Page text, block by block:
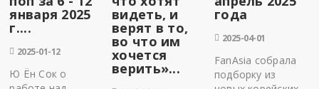
января 2025
г....
2025-01-12
Ю Ён Сок о
видеть, и
верят в то,
во что им
хочется
верить»...
года
2025-04-01
FanAsia собрала
подборку из